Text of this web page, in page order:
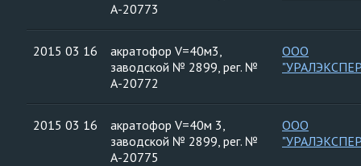
А-20773
2015 03 16
акратофор V=40м3,
заводской № 2899, рег. №
А-20772
ООО
2015 03 16
акратофор V=40м 3,
заводской № 2899, рег. №
А-20775
ООО